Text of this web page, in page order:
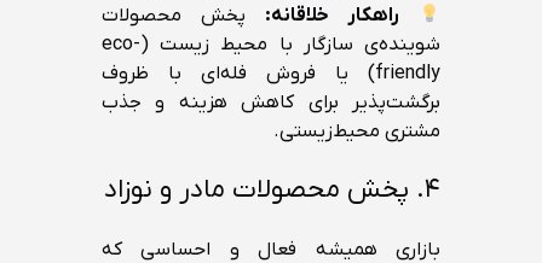
راهکار خلاقانه: پخش محصولات
شوینده‌ی سازگار با محیط زیست (eco-
friendly) یا فروش فله‌ای با ظروف
برگشت‌پذیر برای کاهش هزینه و جذب
مشتری محیط‌زیستی.
۴. پخش محصولات مادر و نوزاد
بازاری همیشه فعال و احساسی که